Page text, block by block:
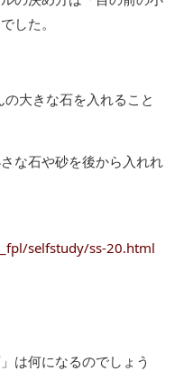
した。
大きな石を入れること
な石や砂を後から入れれ
selfstudy/ss-20.html
は何になるのでしょう